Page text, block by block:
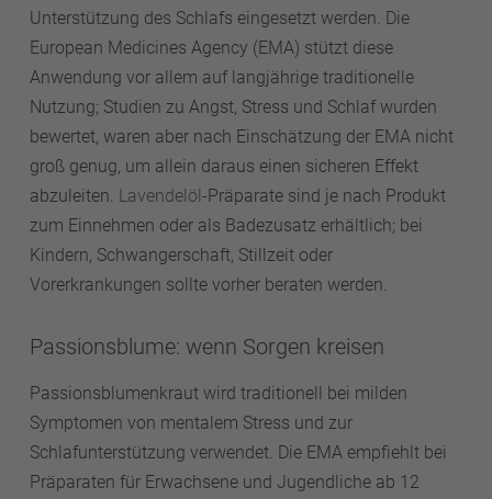
Unterstützung des Schlafs eingesetzt werden. Die
European Medicines Agency (EMA) stützt diese
Anwendung vor allem auf langjährige traditionelle
Nutzung; Studien zu Angst, Stress und Schlaf wurden
bewertet, waren aber nach Einschätzung der EMA nicht
groß genug, um allein daraus einen sicheren Effekt
abzuleiten. Lavendelöl-Präparate sind je nach Produkt
zum Einnehmen oder als Badezusatz erhältlich; bei
Kindern, Schwangerschaft, Stillzeit oder
Vorerkrankungen sollte vorher beraten werden.
Passionsblume: wenn Sorgen kreisen
Passionsblumenkraut wird traditionell bei milden
Symptomen von mentalem Stress und zur
Schlafunterstützung verwendet. Die EMA empfiehlt bei
Präparaten für Erwachsene und Jugendliche ab 12